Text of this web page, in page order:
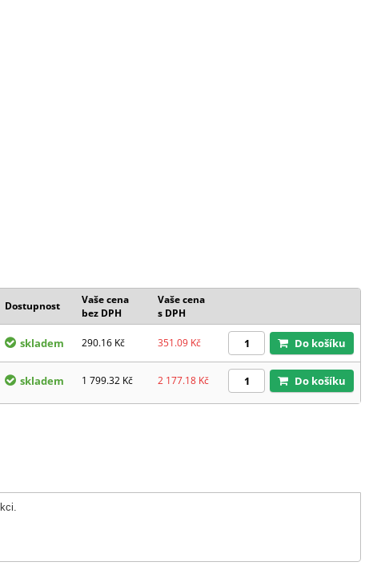
Dostupnost
Vaše cena
bez DPH
Vaše cena
s DPH
skladem 290.16 Kč 351.09 Kč Do košíku
skladem 1 799.32 Kč 2 177.18 Kč Do košíku